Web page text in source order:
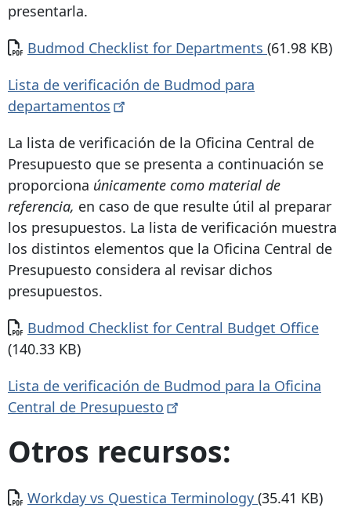
presentarla.
Documento
Budmod Checklist for Departments (61.98 KB)
Lista de verificación de Budmod para
departamentos
La lista de verificación de la Oficina Central de
Presupuesto que se presenta a continuación se
proporciona únicamente como material de
referencia, en caso de que resulte útil al preparar
los presupuestos. La lista de verificación muestra
los distintos elementos que la Oficina Central de
Presupuesto considera al revisar dichos
presupuestos.
Documento
Budmod Checklist for Central Budget Office
(140.33 KB)
Lista de verificación de Budmod para la Oficina
Central de Presupuesto
Otros recursos:
Documento
Workday vs Questica Terminology (35.41 KB)